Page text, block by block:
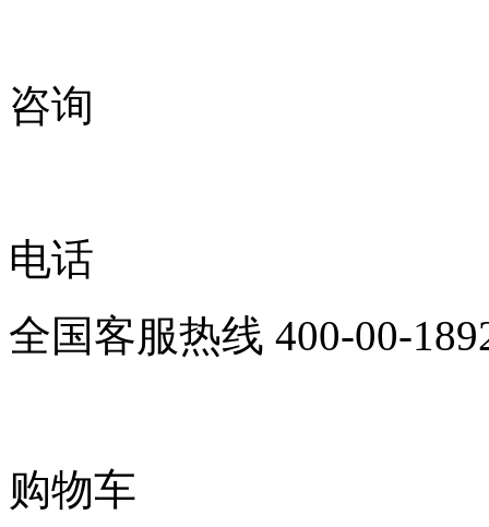
咨询
电话
全国客服热线 400-00-
购物车